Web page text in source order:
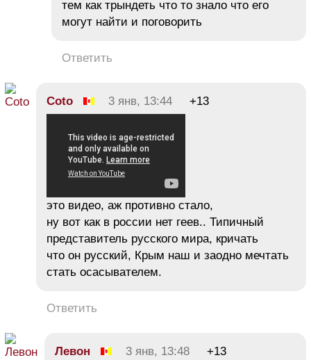
тем как трындеть что то знало что его
могут найти и поговорить
Ответить
Coto 3 янв, 13:44 +13
это видео, аж противно стало,
ну вот как в россии нет геев.. Типичный
представитель русского мира, кричать
что он русский, Крым наш и заодно мечтать
стать осасывателем.
Ответить
Левон 3 янв, 13:48 +13